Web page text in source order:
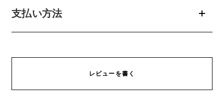
支払い方法
レビューを書く